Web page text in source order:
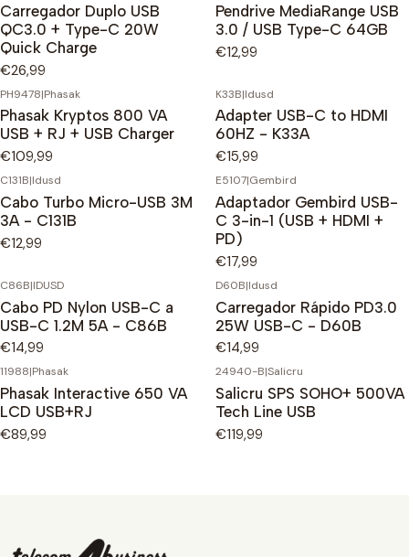
Carregador Duplo USB
QC3.0 + Type-C 20W
Quick Charge
€26,99
Pendrive MediaRange USB
3.0 / USB Type-C 64GB
€12,99
PH9478|Phasak
Phasak Kryptos 800 VA
USB + RJ + USB Charger
€109,99
K33B|Idusd
Adapter USB-C to HDMI
60HZ - K33A
€15,99
C131B|Idusd
Cabo Turbo Micro-USB 3M
3A - C131B
€12,99
E5107|Gembird
Adaptador Gembird USB-
C 3-in-1 (USB + HDMI +
PD)
€17,99
C86B|IDUSD
Cabo PD Nylon USB-C a
USB-C 1.2M 5A - C86B
€14,99
D60B|Idusd
Carregador Rápido PD3.0
25W USB-C - D60B
€14,99
11988|Phasak
Phasak Interactive 650 VA
LCD USB+RJ
€89,99
24940-B|Salicru
Salicru SPS SOHO+ 500VA
Tech Line USB
€119,99